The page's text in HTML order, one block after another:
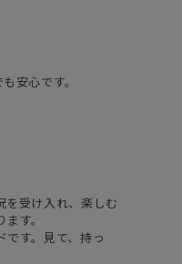
安心です。
を受け入れ、楽しむ
す。
す。見て、持っ